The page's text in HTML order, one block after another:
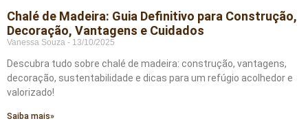
Chalé de Madeira: Guia Definitivo para Construção,
Decoração, Vantagens e Cuidados
Vanessa Souza 13/10/2025
Descubra tudo sobre chalé de madeira: construção, vantagens,
decoração, sustentabilidade e dicas para um refúgio acolhedor e
valorizado!
Saiba mais»